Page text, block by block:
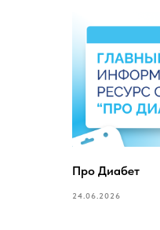
Про Диабет
24.06.2026